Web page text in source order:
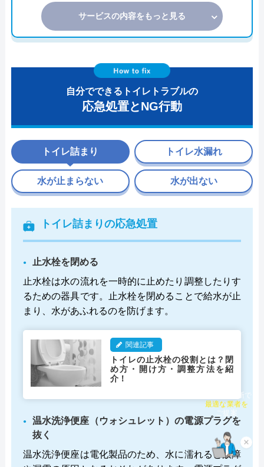
サービスの内容をもっと見る
自分でできるトイレトラブルの
応急処置とNG行動
トイレ詰まり
トイレ詰まりの応急処置
止水栓を閉める
止水栓は水の流れを一時的に止めたり調整したりす
るための器具です。止水栓を閉めることで給水が止
まり、水があふれるのを防げます。
関連記事
トイレの止水栓の役割とは？閉
め方・開け方・調整方法を紹
介！
温水洗浄便座（ウォシュレット）の電源プラグを
抜く
温水洗浄便座は電化製品のため、水に濡れると故障
トイレ水漏れ
水が止まらない 水が出ない
×
チャット診断で
最適な業者を
ご提案